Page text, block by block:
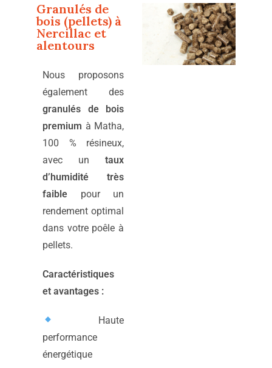
Granulés de
bois (pellets) à
Nercillac et
alentours
Nous proposons
également des
granulés de bois
premium à Matha,
100 % résineux,
avec un taux
d’humidité très
faible pour un
rendement optimal
dans votre poêle à
pellets.
Caractéristiques
et avantages :
Haute
performance
énergétique